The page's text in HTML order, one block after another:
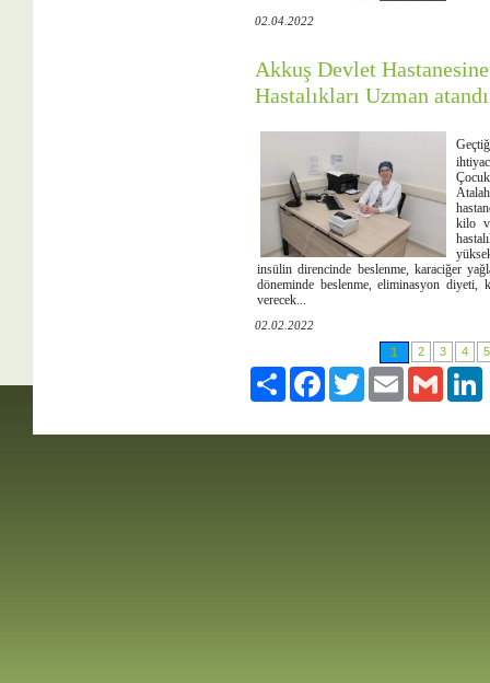
02.04.2022
Akkuş Devlet
Hastalıkları Uzman
kilo
insülin direncinde beslenme, karaciğer
döneminde beslenme, eliminasyon diyeti,
verecek...
02.02.2022
1 2 3 4
Paylaş FacebookTwitter Email Gmail